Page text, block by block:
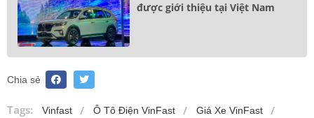
được giới thiệu tại Việt Nam
Chia sẻ
Tags: Vinfast Ô Tô Điện VinFast
Giá Xe VinFast